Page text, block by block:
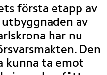
första etapp av
av
har nu
Den
kunna ta emot